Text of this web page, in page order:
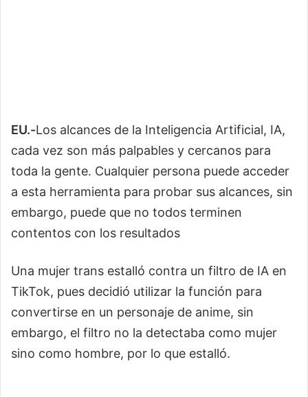
EU.-Los alcances de la Inteligencia Artificial, IA,
cada vez son más palpables y cercanos para
toda la gente. Cualquier persona puede acceder
a esta herramienta para probar sus alcances, sin
embargo, puede que no todos terminen
contentos con los resultados
Una mujer trans estalló contra un filtro de IA en
TikTok, pues decidió utilizar la función para
convertirse en un personaje de anime, sin
embargo, el filtro no la detectaba como mujer
sino como hombre, por lo que estalló.